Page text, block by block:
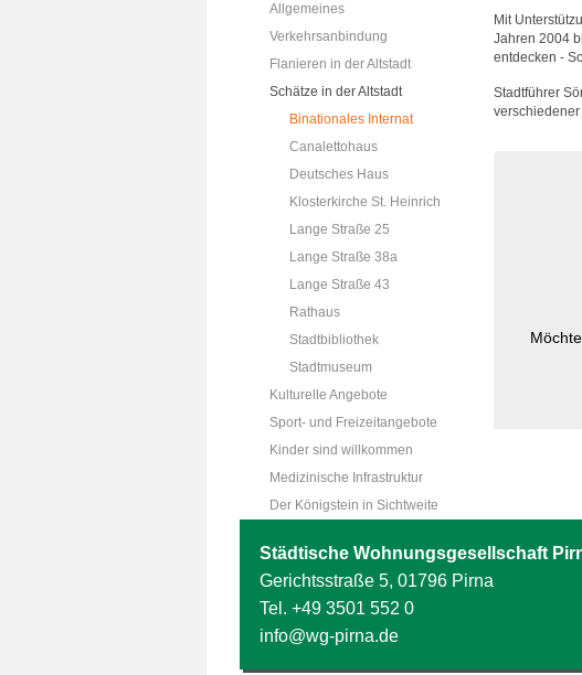
Allgemeines
Verkehrsanbindung
Flanieren in der Altstadt
Schätze in der Altstadt
Binationales Internat
Canalettohaus
Deutsches Haus
Klosterkirche St. Heinrich
Lange Straße 25
Lange Straße 38a
Lange Straße 43
Rathaus
Stadtbibliothek
Stadtmuseum
Kulturelle Angebote
Sport- und Freizeitangebote
Kinder sind willkommen
Medizinische Infrastruktur
Der Königstein in Sichtweite
Mit
Jahren 2004
entdecken -
Stadtführer
Städtische Wohnungsgesellschaft
Gerichtsstraße 5, 01796 Pirna
Tel. +49 3501 552 0
info@wg-pirna.de